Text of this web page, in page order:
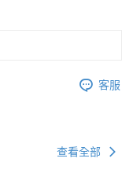
客服
查看全部